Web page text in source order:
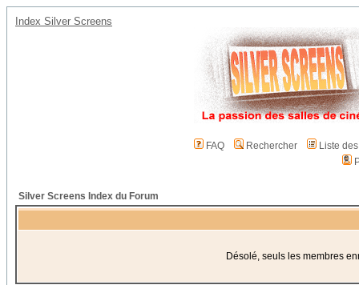
Index Silver Screens
FAQ Rechercher
Liste
Silver Screens Index du Forum
Désolé, seuls les membres